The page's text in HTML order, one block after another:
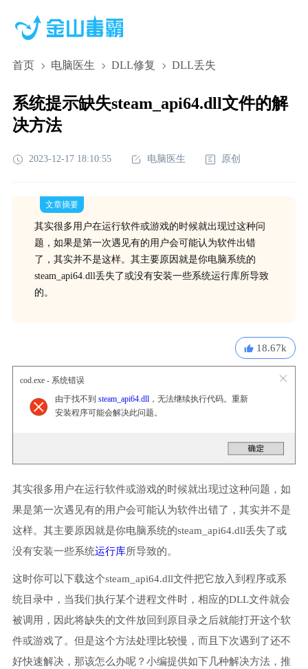
首页 电脑医生 DLL修复 DLL丢失
系统提示缺失steam_api64.dll文件的解
决方法
2023-12-17 18:10:55 电脑医生 原创
文章摘要
其实很多用户在运行软件或游戏的时候就出现过这种问
题，如果是第一次遇见有的用户会可能认为软件出错
了，其实并不是这样。其主要原因就是你电脑系统的
steam_api64.dll丢失了或没有安装一些系统运行库所导致
的。
18.67k
cod.exe - 系统错误
由于找不到 steam_api64.dll，无法继续执行代码。重新
安装程序可能会解决此问题。
其实很多用户在运行软件或游戏的时候就出现过这种问题，如
果是第一次遇见有的用户会可能认为软件出错了，其实并不是
这样。其主要原因就是你电脑系统的steam_api64.dll丢失了或
没有安装一些系统运行库所导致的。
这时你可以下载这个steam_api64.dll文件把它放入到程序或系
统目录中，当我们执行某个进程文件时，相应的DLL文件就会
被调用，因此将缺失的文件放回到原目录之后就能打开这个软
件或游戏了。但是这个方法处理比较慢，而且下次遇到了还不
好快速解决，那该怎么办呢？小编提供如下几种解决方法，推